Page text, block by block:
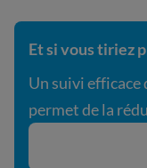
Et si vous tiriez
Un suivi efficace
permet de la